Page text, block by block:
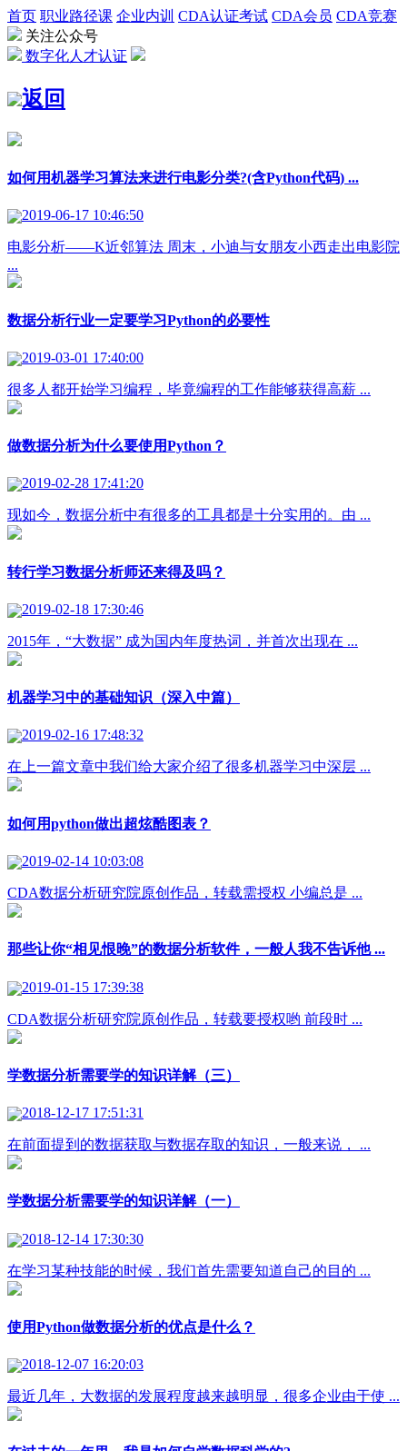
首页 职业路径课 企业内训 CDA认证考试 CDA会员 CDA竞赛
关注公众号
数字化人才认证
返回
如何用机器学习算法来进行电影分类?(含Python代码) ...
2019-06-17 10:46:50
电影分析——K近邻算法 周末，小迪与女朋友小西走出电影院
...
数据分析行业一定要学习Python的必要性
2019-03-01 17:40:00
很多人都开始学习编程，毕竟编程的工作能够获得高薪 ...
做数据分析为什么要使用Python？
2019-02-28 17:41:20
现如今，数据分析中有很多的工具都是十分实用的。由 ...
转行学习数据分析师还来得及吗？
2019-02-18 17:30:46
2015年，“大数据” 成为国内年度热词，并首次出现在 ...
机器学习中的基础知识（深入中篇）
2019-02-16 17:48:32
在上一篇文章中我们给大家介绍了很多机器学习中深层 ...
如何用python做出超炫酷图表？
2019-02-14 10:03:08
CDA数据分析研究院原创作品，转载需授权 小编总是 ...
那些让你“相见恨晚”的数据分析软件，一般人我不告诉他 ...
2019-01-15 17:39:38
CDA数据分析研究院原创作品，转载要授权哟 前段时 ...
学数据分析需要学的知识详解（三）
2018-12-17 17:51:31
在前面提到的数据获取与数据存取的知识，一般来说， ...
学数据分析需要学的知识详解（一）
2018-12-14 17:30:30
在学习某种技能的时候，我们首先需要知道自己的目的 ...
使用Python做数据分析的优点是什么？
2018-12-07 16:20:03
最近几年，大数据的发展程度越来越明显，很多企业由于使 ...